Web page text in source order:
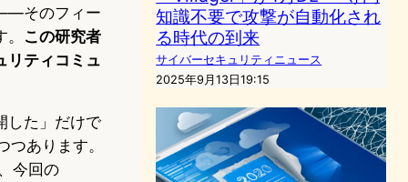
そのフィー
この研究者
リティコミュ
した」だけで
あります。
今回の
知識不要で攻撃が自動化され
る時代の到来
サイバーセキュリティニュース
2025年9月13日19:15